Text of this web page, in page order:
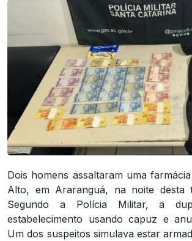
Dois homens assaltaram uma
Alto, em Araranguá, na noite desta
Segundo a Polícia Militar, a
estabelecimento usando capuz e
Um dos suspeitos simulava estar